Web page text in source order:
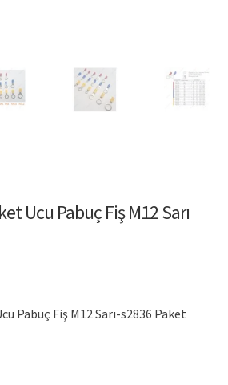
Ucu Pabuç Fiş M12 Sarı
Pabuç Fiş M12 Sarı-s2836 Paket